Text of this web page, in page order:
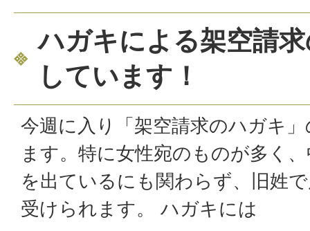
ハガキによる架空請
しています！
今週に入り「架空請求のハガキ
ます。特に女性宛のものが多く
を出ているにも関わらず、旧姓
受けられます。 ハガキには